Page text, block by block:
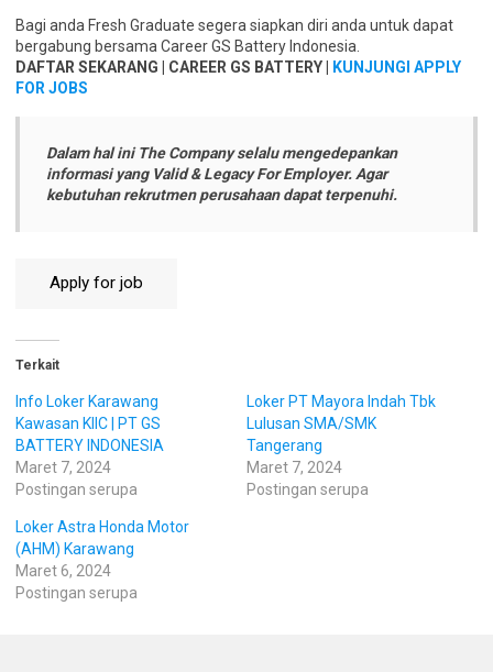
Bagi anda Fresh Graduate segera siapkan diri anda untuk dapat
bergabung bersama Career GS Battery Indonesia.
DAFTAR SEKARANG | CAREER GS BATTERY |
KUNJUNGI APPLY
FOR JOBS
Dalam hal ini The Company selalu mengedepankan
informasi yang Valid & Legacy For Employer. Agar
kebutuhan rekrutmen perusahaan dapat terpenuhi.
Terkait
Info Loker Karawang
Kawasan KIIC | PT GS
BATTERY INDONESIA
Maret 7, 2024
Postingan serupa
Loker PT Mayora Indah Tbk
Lulusan SMA/SMK
Tangerang
Maret 7, 2024
Postingan serupa
Loker Astra Honda Motor
(AHM) Karawang
Maret 6, 2024
Postingan serupa